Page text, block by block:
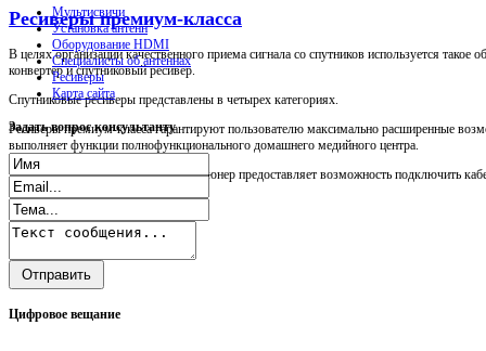
Ресиверы премиум-класса
В целях организации качественного приема сигнала со спутников используется такое
конвертер и спутниковый ресивер.
Спутниковые ресиверы представлены в четырех категориях.
Ресиверы премиум-класса гарантируют пользователю максимально расширенные
выполняет функции полнофункционального домашнего медийного центра.
Прежде всего, следует сказать, что тюнер предоставляет возможность подключить
Мультисвичи
Установка антенн
Оборудование HDMI
Специалисты об антеннах
Ресиверы
Карта сайта
Задатьвопрос консультанту
Цифровое вещание